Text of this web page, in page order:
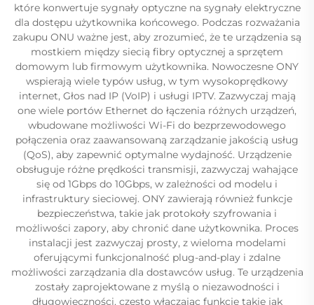
które konwertuje sygnały optyczne na sygnały elektryczne
dla dostępu użytkownika końcowego. Podczas rozważania
zakupu ONU ważne jest, aby zrozumieć, że te urządzenia są
mostkiem między siecią fibry optycznej a sprzętem
domowym lub firmowym użytkownika. Nowoczesne ONY
wspierają wiele typów usług, w tym wysokoprędkowy
internet, Głos nad IP (VoIP) i usługi IPTV. Zazwyczaj mają
one wiele portów Ethernet do łączenia różnych urządzeń,
wbudowane możliwości Wi-Fi do bezprzewodowego
połączenia oraz zaawansowaną zarządzanie jakością usług
(QoS), aby zapewnić optymalne wydajność. Urządzenie
obsługuje różne prędkości transmisji, zazwyczaj wahające
się od 1Gbps do 10Gbps, w zależności od modelu i
infrastruktury sieciowej. ONY zawierają również funkcje
bezpieczeństwa, takie jak protokoły szyfrowania i
możliwości zapory, aby chronić dane użytkownika. Proces
instalacji jest zazwyczaj prosty, z wieloma modelami
oferującymi funkcjonalność plug-and-play i zdalne
możliwości zarządzania dla dostawców usług. Te urządzenia
zostały zaprojektowane z myślą o niezawodności i
długowieczności, często włączając funkcje takie jak